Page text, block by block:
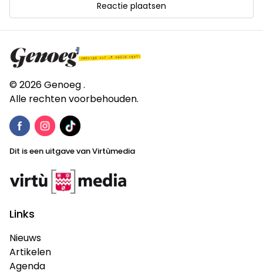
© 2026 Genoeg .
Alle rechten voorbehouden.
Dit is een uitgave van Virtùmedia
Links
Nieuws
Artikelen
Agenda